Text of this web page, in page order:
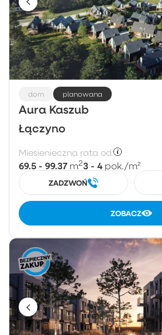
dom planowana
Aura Kaszub
Łączyno
Miesienieczna rata od:
69.5 - 99.37 m23 - 4 pok./m²
ZADZWOŃ
ZOBACZ